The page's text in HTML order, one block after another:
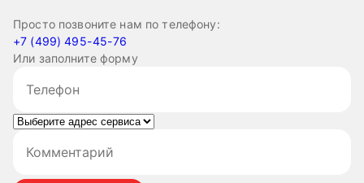
Просто позвоните нам по телефону:
+7 (499) 495-45-76
Или заполните форму